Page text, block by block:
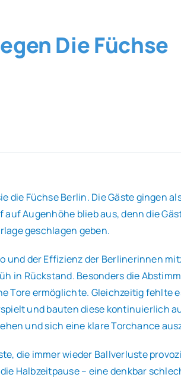
Die Füchse
die Füchse Berlin. Die Gäste gingen
Augenhöhe blieb aus, denn die
geschlagen geben.
und der Effizienz der Berlinerinnen
in Rückstand. Besonders die
Tore ermöglichte. Gleichzeitig fehlte
und bauten diese kontinuierlich
und sich eine klare Torchance
die immer wieder Ballverluste
Halbzeitpause – eine denkbar